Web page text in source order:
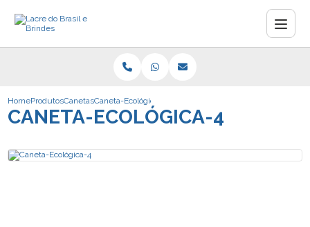
HomeProdutosCanetasCaneta-Ecológica-4
CANETA-ECOLÓGICA-4